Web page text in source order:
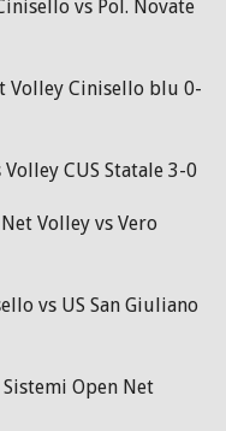
vs Pol. Novate
Volley Cinisello blu 0-
Volley CUS Statale 3-0
Volley vs Vero
vs US San Giuliano
Open Net